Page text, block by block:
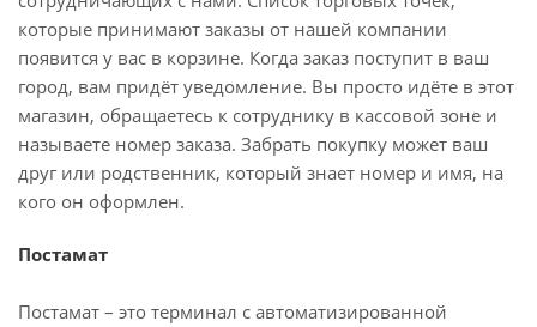
которые принимают заказы от нашей компании
появится у вас в корзине. Когда заказ поступит в ваш
город, вам придёт уведомление. Вы просто идёте в этот
магазин, обращаетесь к сотруднику в кассовой зоне и
называете номер заказа. Забрать покупку может ваш
друг или родственник, который знает номер и имя, на
кого он оформлен.
Постамат
Постамат – это терминал с автоматизированной